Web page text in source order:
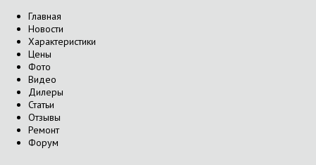
Главная
Новости
Характеристики
Цены
Фото
Видео
Дилеры
Статьи
Отзывы
Ремонт
Форум